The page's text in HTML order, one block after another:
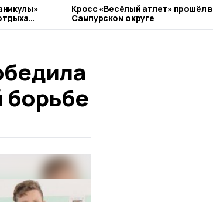
Кросс «Весёлый атлет» прошёл в
Сампурском округе
борьбе